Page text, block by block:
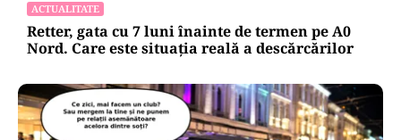
ACTUALITATE
Retter, gata cu 7 luni înainte de termen pe A0
Nord. Care este situația reală a descărcărilor